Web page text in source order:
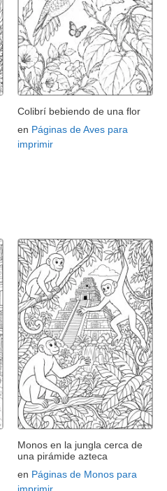
Colibrí bebiendo de una flor
en Páginas de Aves para
imprimir
Monos en la jungla cerca de
una pirámide azteca
en Páginas de Monos para